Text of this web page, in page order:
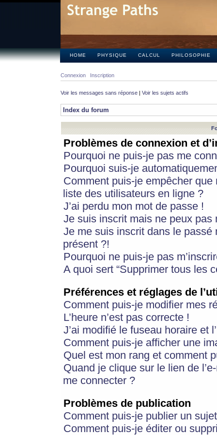
HOME PHYSIQUE CALCUL PHILOSOPHIE
Connexion Inscription
Voir les messages sans réponse | Voir les sujets actifs
Index du forum
Problèmes de connexion et
Pourquoi ne puis-je pas me
Pourquoi suis-je
Comment puis-je empêcher
liste des utilisateurs en ligne ?
J’ai perdu mon mot de passe !
Je suis inscrit mais ne peux pas
Je me suis inscrit dans le
présent ?!
Pourquoi ne puis-je pas
A quoi sert “Supprimer tous les
Préférences et réglages de
Comment puis-je modifier mes
L’heure n’est pas correcte !
J’ai modifié le fuseau horaire et
Comment puis-je afficher une
Quel est mon rang et comment
Quand je clique sur le lien de
me connecter ?
Problèmes de publication
Comment puis-je publier un
Comment puis-je éditer ou